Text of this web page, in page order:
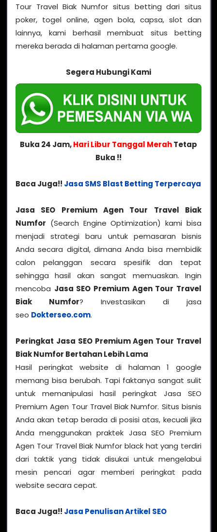
Tour Travel Biak Numfor situs betting dari situs
poker, togel online, agen bola, capsa, slot dan
lainnya, kami berhasil membuat situs betting
mereka berada di halaman pertama google.
Segera Hubungi Kami
Buka 24 Jam,Hari Libur Tanggal MerahTetap
Buka !!
Baca Juga!! Jasa SMS Blast Betting Terpercaya
Jasa SEO Premium Agen Tour Travel Biak
Numfor (Search Engine Optimization) kami bisa
menjadi strategi baru untuk pemasaran bisnis
Anda secara digital, dimana Anda bisa membidik
calon pelanggan secara spesifik dan tepat
sehingga hasil akan sangat memuaskan. Ingin
mencoba Jasa SEO Premium Agen Tour Travel
Biak Numfor? Investasikan di jasa
seo Dokterseo.com.
Peringkat Jasa SEO Premium Agen Tour Travel
Biak Numfor Bertahan Lebih Lama
Hasil peringkat website di halaman 1 google
memang bisa berubah. Tapi faktanya sangat sulit
untuk memanipulasi hasil peringkat Jasa SEO
Premium Agen Tour Travel Biak Numfor. Situs bisnis
Anda akan tetap berada di posisi atas, kecuali jika
Anda menggunakan praktek Jasa SEO Premium
Agen Tour Travel Biak Numfor black hat yang terdiri
dari taktik yang tidak disukai untuk mengelabui
mesin pencari agar memberi peringkat pada
website secara cepat.
Baca Juga!! Jasa Penulisan Artikel SEO